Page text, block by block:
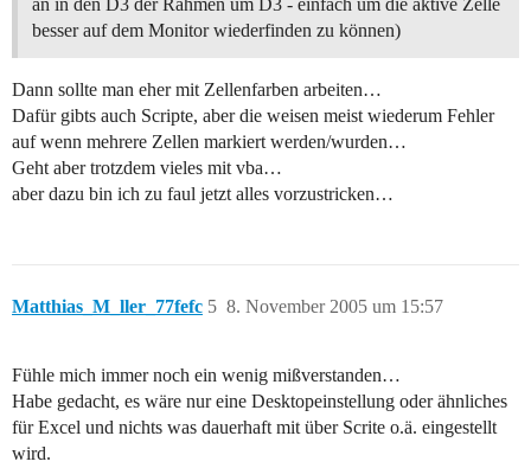
an in den D3 der Rahmen um D3 - einfach um die aktive Zelle
besser auf dem Monitor wiederfinden zu können)
Dann sollte man eher mit Zellenfarben arbeiten…
Dafür gibts auch Scripte, aber die weisen meist wiederum Fehler
auf wenn mehrere Zellen markiert werden/wurden…
Geht aber trotzdem vieles mit vba…
aber dazu bin ich zu faul jetzt alles vorzustricken…
Matthias_M_ller_77fefc 8. November 2005 um 15:57
5
Fühle mich immer noch ein wenig mißverstanden…
Habe gedacht, es wäre nur eine Desktopeinstellung oder ähnliches
für Excel und nichts was dauerhaft mit über Scrite o.ä. eingestellt
wird.